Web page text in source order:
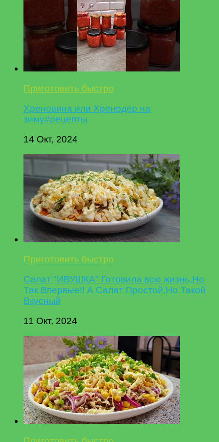
Приготовить быстро
Хреновина или Хренодёр на
зиму#рецепты
14 Окт, 2024
Приготовить быстро
Салат "ИВУШКА" Готовила всю жизнь,Но
Так Впервые!! А Салат Простой,Но Такой
Вкусный
11 Окт, 2024